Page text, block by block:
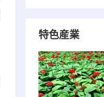
特色産業